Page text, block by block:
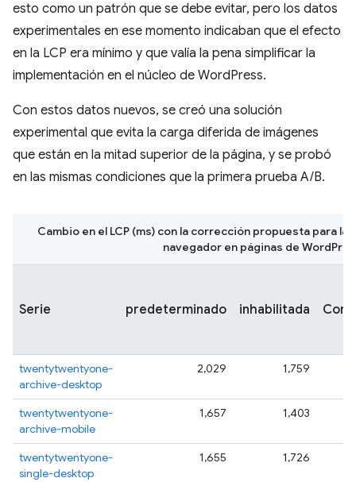
esto como un patrón que se debe evitar, pero los datos
experimentales en ese momento indicaban que el efecto
en la LCP era mínimo y que valía la pena simplificar la
implementación en el núcleo de WordPress.
Con estos datos nuevos, se creó una solución
experimental que evita la carga diferida de imágenes
que están en la mitad superior de la página, y se probó
en las mismas condiciones que la primera prueba A/B.
Serie predeterminado inhabilitada
twentytwentyone-
archive-desktop
2,029 1,759
twentytwentyone-
archive-mobile
1,657 1,403
twentytwentyone-
single-desktop
1,655 1,726
Cambio en el LCP (ms) con la corrección propuesta para
navegador en páginas de